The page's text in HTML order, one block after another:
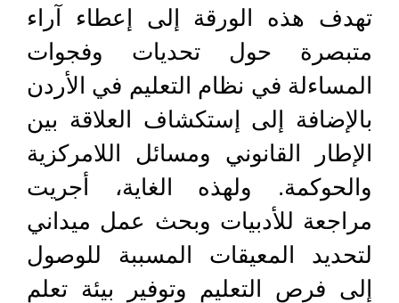
تهدف هذه الورقة إلى إعطاء آراء
متبصرة حول تحديات وفجوات
المساءلة في نظام التعليم في الأردن
بالإضافة إلى إستكشاف العلاقة بين
الإطار القانوني ومسائل اللامركزية
والحوكمة. ولهذه الغاية، أجريت
مراجعة للأدبيات وبحث عمل ميداني
لتحديد المعيقات المسببة للوصول
إلى فرص التعليم وتوفير بيئة تعلم